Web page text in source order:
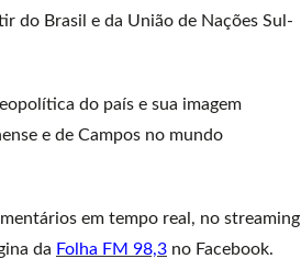
do Brasil e da União de Nações Sul-
do país e sua imagem
e de Campos no mundo
em tempo real, no streaming
da Folha FM 98,3 no Facebook.